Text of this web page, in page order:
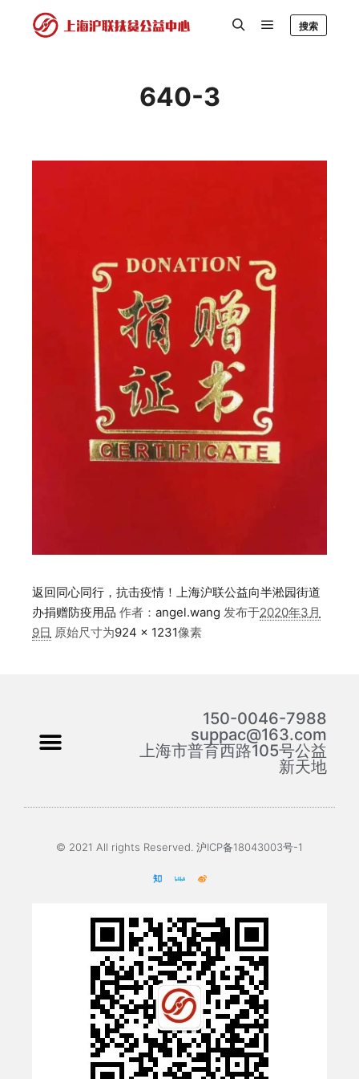
搜索
640-3
返回同心同行，抗击疫情！上海沪联公益向半淞园街道
办捐赠防疫用品 作者： angel.wang 发布于2020年3月
9日 原始尺寸为924 × 1231像素
150-0046-7988
suppac@163.com
上海市普育西路105号公益
新天地
© 2021 All rights Reserved. 沪ICP备18043003号-1